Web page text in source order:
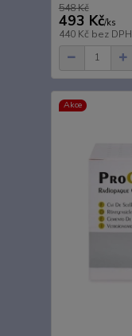
548 Kč
493 Kč/ks
440 Kč bez DPH
Akce